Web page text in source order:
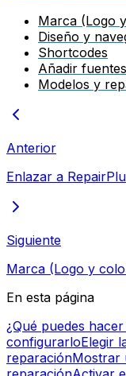
Marca (Logo
Diseño y
Shortcodes
Añadir
Modelos y
Anterior
Enlazar a
Siguiente
Marca (Logo y
En esta página
¿Qué puedes
configurarloElegir
reparaciónMostrar